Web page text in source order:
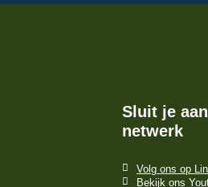
Sluit je
netwerk
Volg ons op
Bekijk ons